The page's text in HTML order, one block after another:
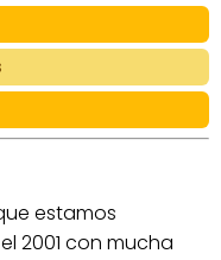
estamos
2001 con mucha